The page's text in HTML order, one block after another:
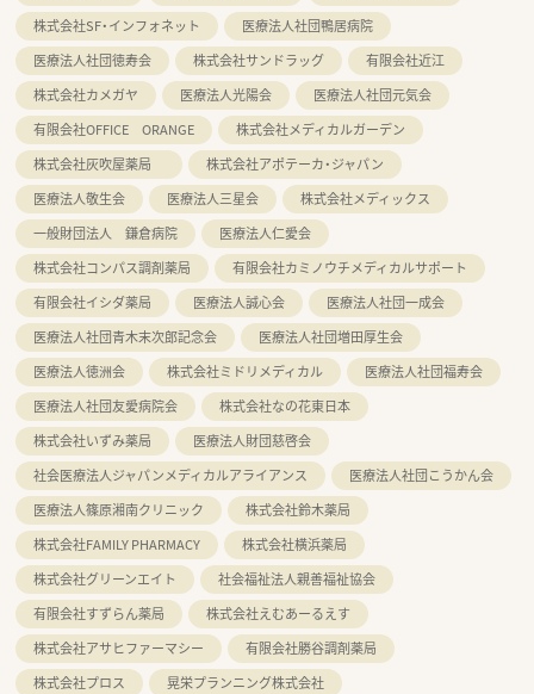
株式会社SF・インフォネット
医療法人社団鴨居病院
医療法人社団徳寿会
株式会社サンドラッグ
有限会社近江
株式会社カメガヤ
医療法人光陽会
医療法人社団元気会
有限会社OFFICE ORANGE
株式会社メディカルガーデン
株式会社灰吹屋薬局
株式会社アポテーカ・ジャパン
医療法人敬生会
医療法人三星会
株式会社メディックス
一般財団法人 鎌倉病院
医療法人仁愛会
株式会社コンパス調剤薬局
有限会社カミノウチメディカルサポート
有限会社イシダ薬局
医療法人誠心会
医療法人社団一成会
医療法人社団青木末次郎記念会
医療法人社団増田厚生会
医療法人徳洲会
株式会社ミドリメディカル
医療法人社団福寿会
医療法人社団友愛病院会
株式会社なの花東日本
株式会社いずみ薬局
医療法人財団慈啓会
社会医療法人ジャパンメディカルアライアンス
医療法人社団こうかん会
医療法人篠原湘南クリニック
株式会社鈴木薬局
株式会社FAMILY PHARMACY
株式会社横浜薬局
株式会社グリーンエイト
社会福祉法人親善福祉協会
有限会社すずらん薬局
株式会社えむあーるえす
株式会社アサヒファーマシー
有限会社勝谷調剤薬局
株式会社プロス
晃栄プランニング株式会社